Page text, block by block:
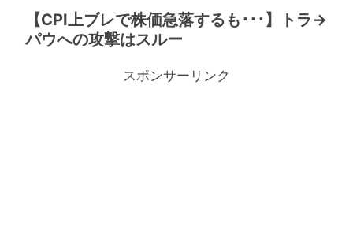
【CPI上ブレで株価急落するも･･･】トラ→
パウへの攻撃はスルー
スポンサーリンク